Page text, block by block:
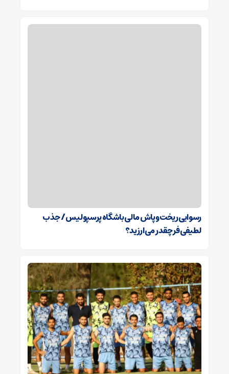
رسوایی ریخت‌وپاش مالی باشگاه پرسپولیس/ جذب
لطیفی‌فر چقدر می‌ارزید؟